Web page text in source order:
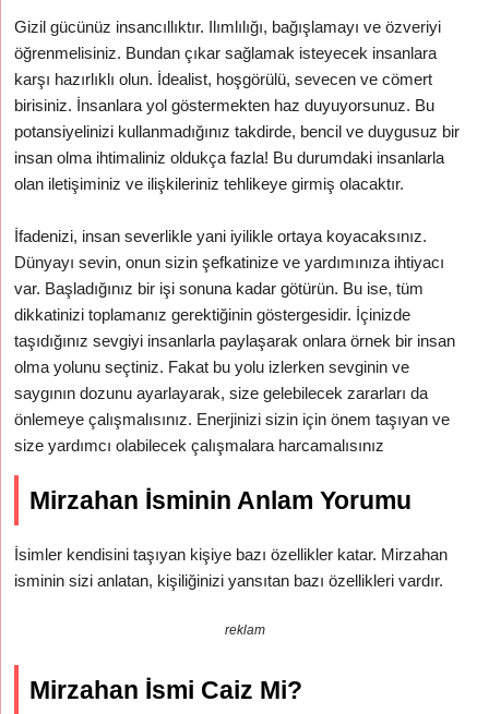
Gizil gücünüz insancıllıktır. Ilımlılığı, bağışlamayı ve özveriyi
öğrenmelisiniz. Bundan çıkar sağlamak isteyecek insanlara
karşı hazırlıklı olun. İdealist, hoşgörülü, sevecen ve cömert
birisiniz. İnsanlara yol göstermekten haz duyuyorsunuz. Bu
potansiyelinizi kullanmadığınız takdirde, bencil ve duygusuz bir
insan olma ihtimaliniz oldukça fazla! Bu durumdaki insanlarla
olan iletişiminiz ve ilişkileriniz tehlikeye girmiş olacaktır.
İfadenizi, insan severlikle yani iyilikle ortaya koyacaksınız.
Dünyayı sevin, onun sizin şefkatinize ve yardımınıza ihtiyacı
var. Başladığınız bir işi sonuna kadar götürün. Bu ise, tüm
dikkatinizi toplamanız gerektiğinin göstergesidir. İçinizde
taşıdığınız sevgiyi insanlarla paylaşarak onlara örnek bir insan
olma yolunu seçtiniz. Fakat bu yolu izlerken sevginin ve
saygının dozunu ayarlayarak, size gelebilecek zararları da
önlemeye çalışmalısınız. Enerjinizi sizin için önem taşıyan ve
size yardımcı olabilecek çalışmalara harcamalısınız
Mirzahan İsminin Anlam Yorumu
İsimler kendisini taşıyan kişiye bazı özellikler katar. Mirzahan
isminin sizi anlatan, kişiliğinizi yansıtan bazı özellikleri vardır.
reklam
Mirzahan İsmi Caiz Mi?